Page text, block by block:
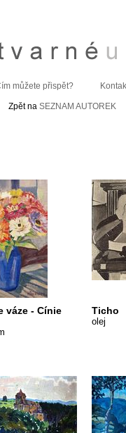
můžete přispět?
Zpět na SEZNAM AUTOREK
váze - Cínie Ticho
olej